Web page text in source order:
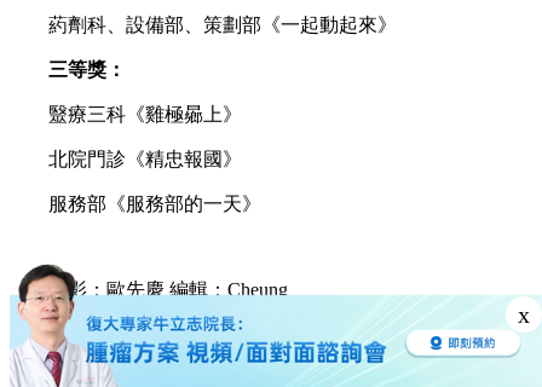
葯劑科、設備部、策劃部《一起動起來》
三等獎：
毉療三科《雞極曏上》
北院門診《精忠報國》
服務部《服務部的一天》
攝影：歐先慶 編輯：Cheung
上一篇：“天河好人”座談會，伝遞愛心感動妳我...
172个点赞
x